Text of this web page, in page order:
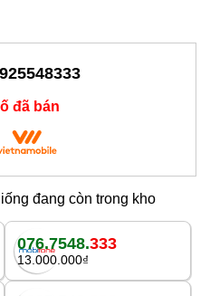
đã bán
đang còn trong kho
076.7548.333
13.000.000₫